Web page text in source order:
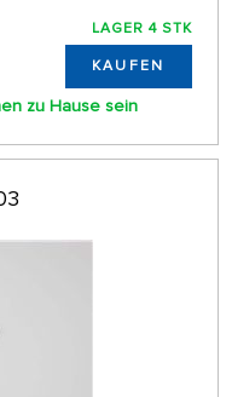
LAGER 4 STK
KAUFEN
zu Hause sein